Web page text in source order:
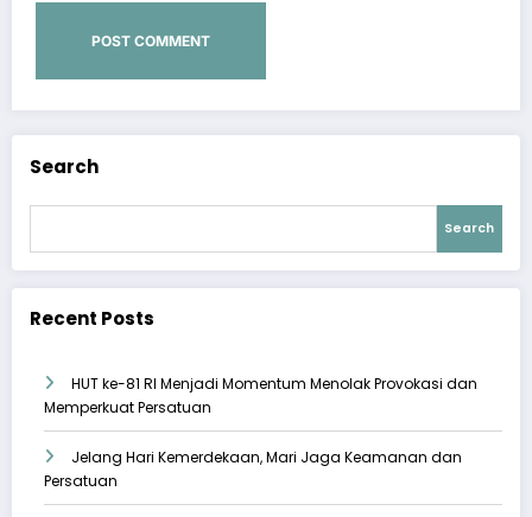
Search
Search
Recent Posts
HUT ke-81 RI Menjadi Momentum Menolak Provokasi dan
Memperkuat Persatuan
Jelang Hari Kemerdekaan, Mari Jaga Keamanan dan
Persatuan